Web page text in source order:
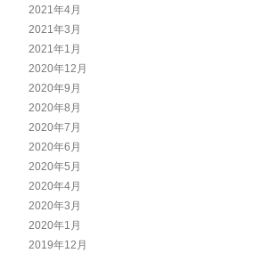
2021年4月
2021年3月
2021年1月
2020年12月
2020年9月
2020年8月
2020年7月
2020年6月
2020年5月
2020年4月
2020年3月
2020年1月
2019年12月